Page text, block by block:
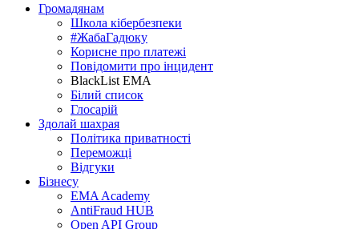
Громадянам
Школа кібербезпеки
#ЖабаГадюку
Корисне про платежі
Повідомити про інцидент
BlackList EMA
Білий список
Глосарій
Здолай шахрая
Політика приватності
Переможцi
Відгуки
Бізнесу
EMA Academy
AntiFraud HUB
Open API Group